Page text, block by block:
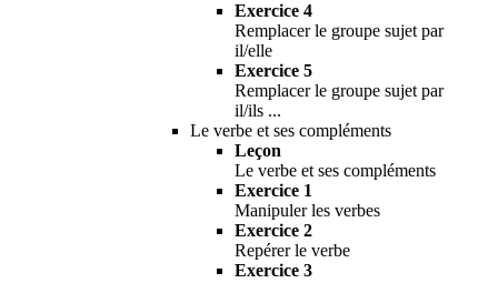
Exercice 4
Remplacer le groupe sujet par
il/elle
Exercice 5
Remplacer le groupe sujet par
il/ils ...
Le verbe et ses compléments
Leçon
Le verbe et ses compléments
Exercice 1
Manipuler les verbes
Exercice 2
Repérer le verbe
Exercice 3